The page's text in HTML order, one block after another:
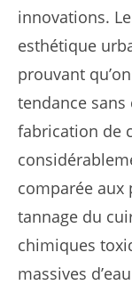
innovations.
esthétique
prouvant
tendance
fabrication de
comparée aux
tannage du
chimiques
massives